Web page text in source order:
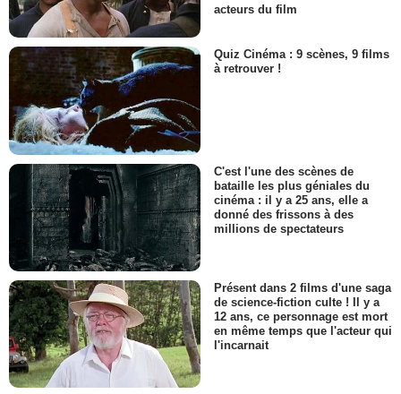
acteurs du film
Quiz Cinéma : 9 scènes, 9 films
à retrouver !
C'est l'une des scènes de
bataille les plus géniales du
cinéma : il y a 25 ans, elle a
donné des frissons à des
millions de spectateurs
Présent dans 2 films d'une saga
de science-fiction culte ! Il y a
12 ans, ce personnage est mort
en même temps que l'acteur qui
l'incarnait